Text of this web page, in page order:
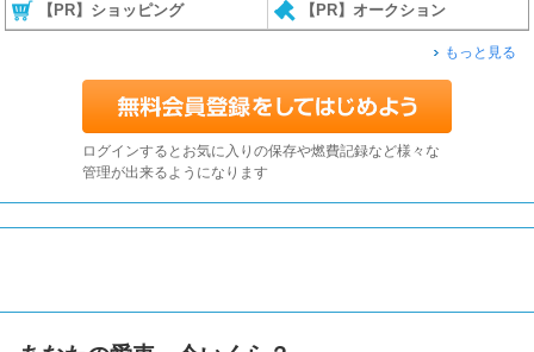
【PR】ショッピング 【PR】オークション
もっと見る
ログインするとお気に入りの保存や燃費記録など様々な
管理が出来るようになります